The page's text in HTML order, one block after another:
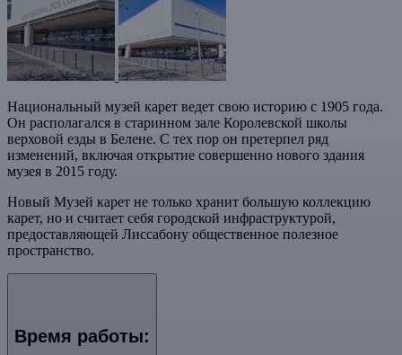
Национальный музей карет ведет свою историю с 1905 года.
Он располагался в старинном зале Королевской школы
верховой езды в Белене. С тех пор он претерпел ряд
изменений, включая открытие совершенно нового здания
музея в 2015 году.
Новый Музей карет не только хранит большую коллекцию
карет, но и считает себя городской инфраструктурой,
предоставляющей Лиссабону общественное полезное
пространство.
Время работы: